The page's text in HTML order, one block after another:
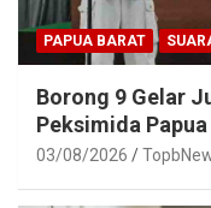
PAPUA BARAT
Borong 9 Gelar
Peksimida
03/08/2026